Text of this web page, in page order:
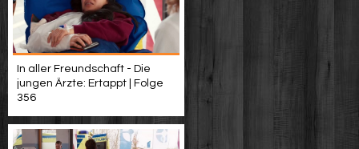
In aller Freundschaft - Die
jungen Ärzte: Ertappt | Folge
356